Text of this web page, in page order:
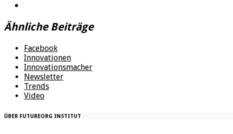
Ähnliche Beiträge
Facebook
Innovationen
Innovationsmacher
Newsletter
Trends
Video
ÜBER FUTUREORG INSTITUT